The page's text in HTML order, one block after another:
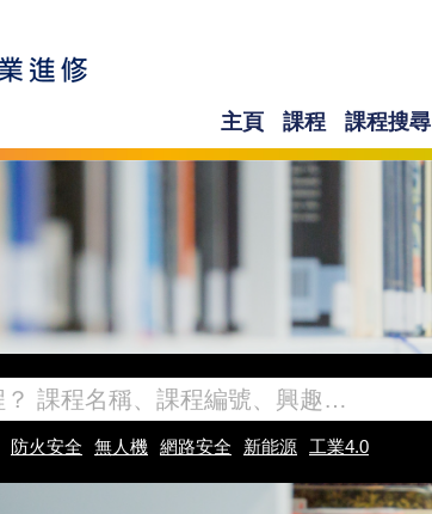
主頁 課程 課程搜尋
防火安全 無人機 網路安全 新能源 工業4.0